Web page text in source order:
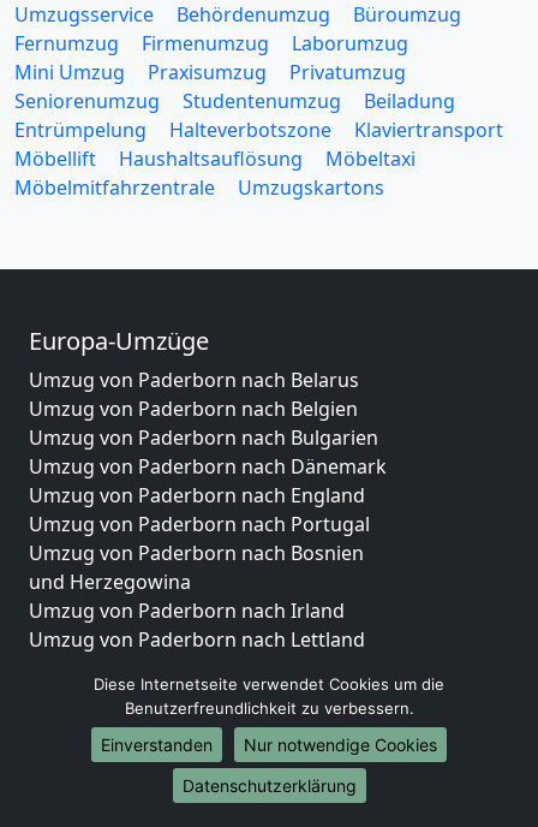
Umzugsservice Behördenumzug
Büroumzug
Fernumzug
Firmenumzug
Laborumzug
Mini Umzug
Praxisumzug
Privatumzug
Seniorenumzug
Studentenumzug
Beiladung
Entrümpelung
Halteverbotszone
Klaviertransport
Möbellift
Haushaltsauflösung
Möbeltaxi
Möbelmitfahrzentrale
Umzugskartons
Europa-Umzüge
Umzug von Paderborn nach Belarus
Umzug von Paderborn nach Belgien
Umzug von Paderborn nach Bulgarien
Umzug von Paderborn nach Dänemark
Umzug von Paderborn nach England
Umzug von Paderborn nach Portugal
Umzug von Paderborn nach Bosnien
und Herzegowina
Umzug von Paderborn nach Irland
Umzug von Paderborn nach Lettland
Umzug von Paderborn nach Kroatien
Umzug von Paderborn nach Estland
Umzug von Paderborn nach Finnland
Umzug von Paderborn nach Frankreich
Diese Internetseite verwendet Cookies um die
Benutzerfreundlichkeit zu verbessern.
Einverstanden
Nur notwendige Cookies
Datenschutzerklärung